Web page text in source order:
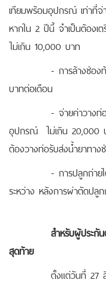
เทียมพร้อมอุปกรณ์ เท่าที่จ่
หากใน 2 ปีนี้ จำเป็นต้องเต
ไม่เกิน 10,000 บาท
- การล้างช่องท้องด้
บาทต่อเดือน
- จ่ายค่าวางท่อรับส่
อุปกรณ์ ไม่เกิน 20,000 บ
ต้องวางท่อรับส่งน้ำยาทา
- การปลูกถ่ายไต ไ
ระหว่าง หลังการผ่าตัดปลู
สำหรับผู้ประกันตนที่ทุ
สุดท้าย
ตั้งแต่วันที่ 27 สิงหา